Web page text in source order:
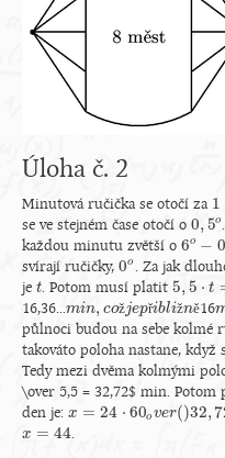
Úloha č. 2
Minutová ručička se otočí za 1
1
se ve stejném čase otočí o 0,5o
0,5o
každou minutu zvětší o 6o − 0
6o −0 5
svírají ručičky, 0o
0o. Za jak
je t
t. Potom musí platit5, 5 ⋅ t
5,5⋅t =90
16,36...min, cožjepřibližně
min,cožjepřibližně 16
půlnoci budou na sebe kolmé
takováto poloha nastane,
Tedy mezi dvěma kolmými
\over 5,5 = 32,72$ min. Potom
den je: x = 24 ⋅ 60o ver()32,
x= 24 ⋅60 o ver()32,72
x = 44
x= 44 .